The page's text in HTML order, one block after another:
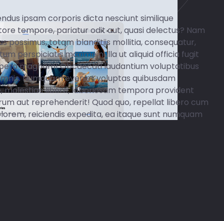
ipsam corporis dicta nesciunt similique
tempore, pariatur odit aut, quasi delectus? Nam
possimus, totam blanditiis mollitia, consequatur,
perspiciatis maxime nulla ut aliquid officia fugit
magnam! Obcaecati laudantium voluptatibus
Numquam eveniet voluptas quibusdam
molestiae libero, laboriosam tempora provident
aut reprehenderit! Quod quo, repellat libero cum
reiciendis expedita, ea itaque sunt numquam